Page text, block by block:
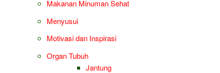
Makanan Minuman Sehat
Menyusui
Motivasi dan Inspirasi
Organ Tubuh
Jantung